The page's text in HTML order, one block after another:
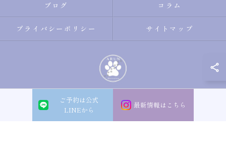
ご予約は公式
LINEから
最新情報はこちら
ブログ コラム
プライバシーポリシー サイトマップ
© 2026 大阪市淀川区のトリミングサロン・ペットサロンならDogsalon ARUN
ALL RIGHTS RESERVED.